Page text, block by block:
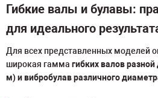
Гибкие валы и булавы:
для идеального
Для всех представленных моделей
широкая гамма гибких валов
м) и вибробулав различного